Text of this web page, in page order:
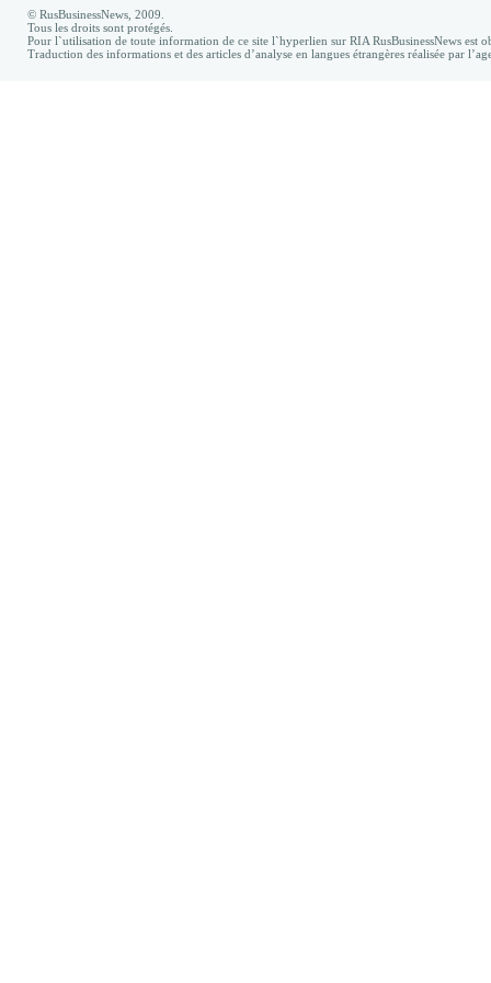
© RusBusinessNews, 2009.
Tous les droits sont protégés.
Pour l`utilisation de toute information de ce site l`hyperlien sur RIA RusBusinessNews est
Traduction des informations et des articles d’analyse en langues étrangères réalisée par